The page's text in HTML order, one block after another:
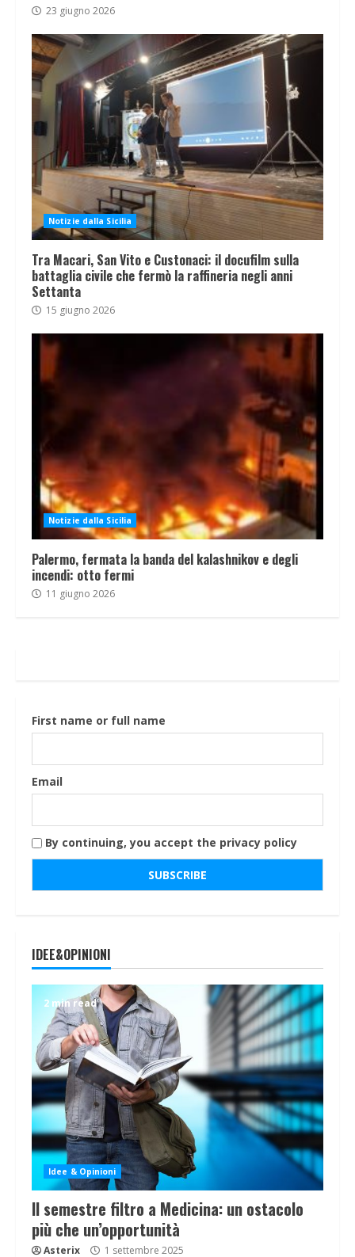
23 giugno 2026
Notizie dalla Sicilia
Tra Macari, San Vito e Custonaci: il docufilm sulla
battaglia civile che fermò la raffineria negli anni
Settanta
15 giugno 2026
Notizie dalla Sicilia
Palermo, fermata la banda del kalashnikov e degli
incendi: otto fermi
11 giugno 2026
First name or full name
Email
By continuing, you accept the privacy policy
IDEE&OPINIONI
2 min read
Idee & Opinioni
Il semestre filtro a Medicina: un ostacolo
più che un’opportunità
Asterix 1 settembre 2025